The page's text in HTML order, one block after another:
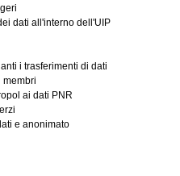
dati all'interno dell'UIP
i trasferimenti di dati
membri
ai dati PNR
e anonimato